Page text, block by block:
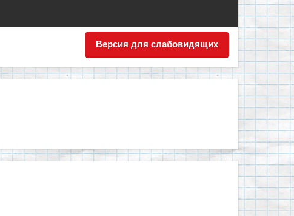
Версия для слабовидящих